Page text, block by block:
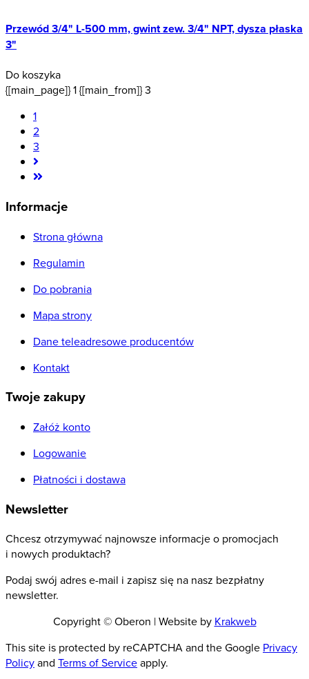
Przewód 3/4" L-500 mm, gwint zew. 3/4" NPT, dysza płaska
3"
Do koszyka
{[main_page]} 1 {[main_from]} 3
1
2
3
Informacje
Strona główna
Regulamin
Do pobrania
Mapa strony
Dane teleadresowe producentów
Kontakt
Twoje zakupy
Załóż konto
Logowanie
Płatności i dostawa
Newsletter
Chcesz otrzymywać najnowsze informacje o promocjach
i nowych produktach?
Podaj swój adres e-mail i zapisz się na nasz bezpłatny
newsletter.
Copyright © Oberon | Website by Krakweb
This site is protected by reCAPTCHA and the Google Privacy
Policyand Terms of Serviceapply.